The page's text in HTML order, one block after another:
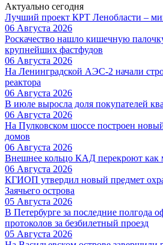
Актуально сегодня
Лучший проект КРТ Ленобласти –
06 Августа 2026
Роскачество нашло кишечную
крупнейших фастфудов
06 Августа 2026
На Ленинградской АЭС-2 начали
реактора
06 Августа 2026
В июле выросла доля покупателей
06 Августа 2026
На Пулковском шоссе построен
домов
06 Августа 2026
Внешнее кольцо КАД перекроют как
06 Августа 2026
КГИОП утвердил новый предмет
Заячьего острова
05 Августа 2026
В Петербурге за последние полгода
протоколов за безбилетный проезд
05 Августа 2026